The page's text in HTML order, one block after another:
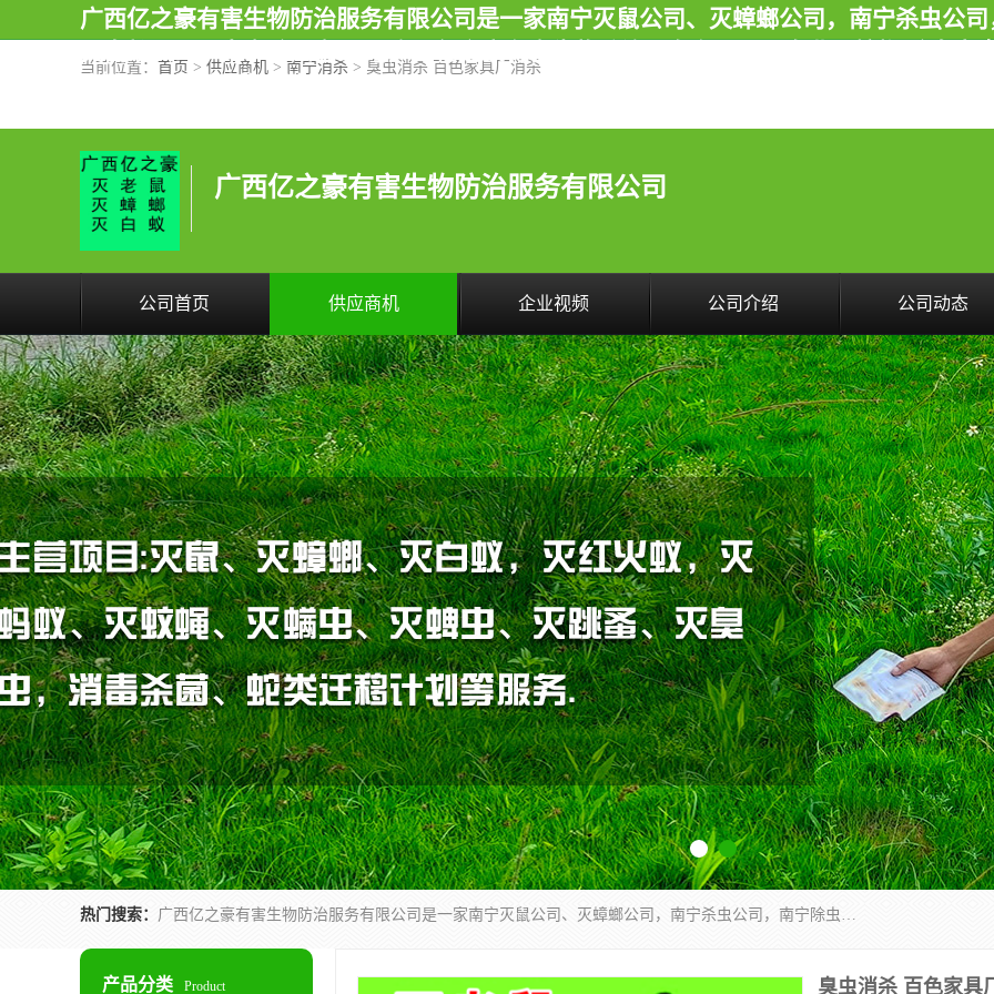
广西亿之豪有害生物防治服务有限公司是一家南宁灭鼠公司、灭蟑螂公司，南宁杀虫公
灭白蚁公司，南宁除四害公司,广西亿之豪有害生物防治服务有限公司专业灭蟑螂,除臭虫
广西亿之豪有害生物防治服务有限公司
公司首页 供应商机 企业视频 公司介绍 公司动态
热门搜索： 广西亿之豪有害生物防治服务有限公司是一家南宁灭鼠公司、灭蟑螂公司，南宁杀虫公司，南宁除虫公司，南宁灭跳蚤公司，南宁灭白蚁公司，南宁除四害公司,广西亿之豪有害生物防治服务有限公司专业灭蟑螂,除臭虫,其他害虫,服务上门,安全环保,售后保障,一次消杀，竭诚为您服务.
当前位置： 首页 > 供应商机 > 南宁消杀 > 臭虫消杀 百色家具厂消杀
产品分类 Product 臭虫消杀 百色家具